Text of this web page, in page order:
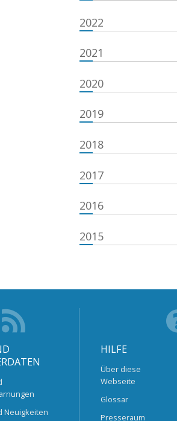
2022
2021
2020
2019
2018
2017
2016
2015
Neuigkeiten
HILFE
Über diese
Webseite
Glossar
Presseraum